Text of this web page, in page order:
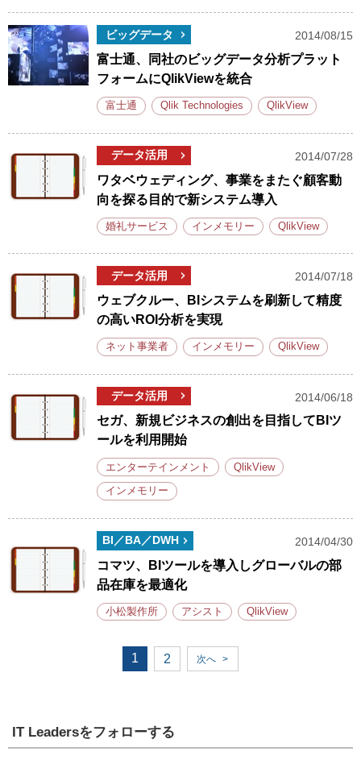
ビッグデータ 2014/08/15
富士通、同社のビッグデータ分析プラット
フォームにQlikViewを統合
富士通 Qlik Technologies QlikView
データ活用 2014/07/28
ワタベウェディング、事業をまたぐ顧客動
向を探る目的で新システム導入
婚礼サービス インメモリー QlikView
データ活用 2014/07/18
ウェブクルー、BIシステムを刷新して精度
の高いROI分析を実現
ネット事業者 インメモリー QlikView
データ活用 2014/06/18
セガ、新規ビジネスの創出を目指してBIツ
ールを利用開始
エンターテインメント QlikView
インメモリー
BI／BA／DWH 2014/04/30
コマツ、BIツールを導入しグローバルの部
品在庫を最適化
小松製作所 アシスト QlikView
1 2 次へ >
IT Leadersをフォローする